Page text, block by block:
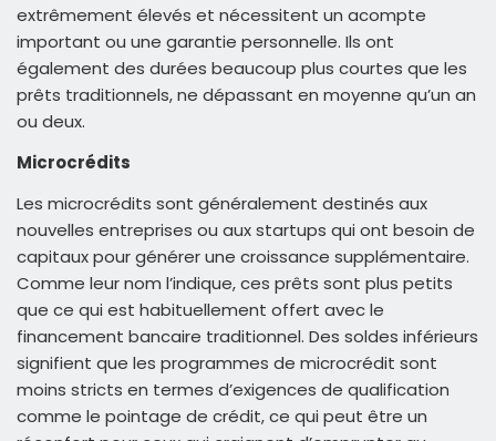
extrêmement élevés et nécessitent un acompte
important ou une garantie personnelle. Ils ont
également des durées beaucoup plus courtes que les
prêts traditionnels, ne dépassant en moyenne qu’un an
ou deux.
Microcrédits
Les microcrédits sont généralement destinés aux
nouvelles entreprises ou aux startups qui ont besoin de
capitaux pour générer une croissance supplémentaire.
Comme leur nom l’indique, ces prêts sont plus petits
que ce qui est habituellement offert avec le
financement bancaire traditionnel. Des soldes inférieurs
signifient que les programmes de microcrédit sont
moins stricts en termes d’exigences de qualification
comme le pointage de crédit, ce qui peut être un